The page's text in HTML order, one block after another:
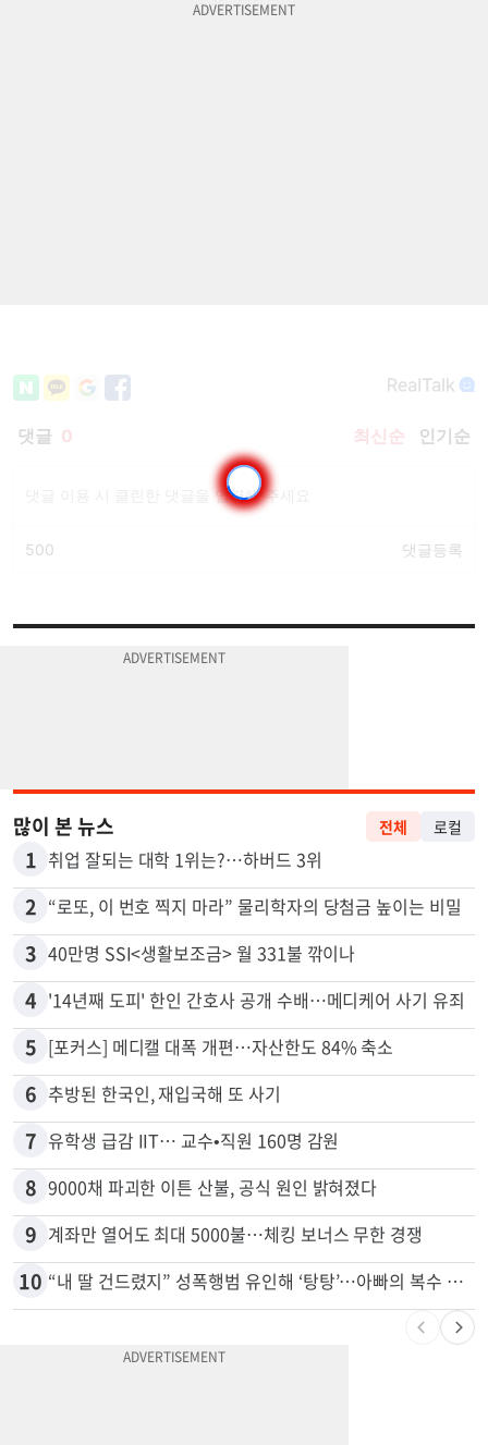
1 취업 잘되는 대학 1위는?…하버드 3위
2 “로또, 이 번호 찍지 마라” 물리학자의 당첨금 높이는 비밀
3 40만명 SSI<생활보조금> 월 331불 깎이나
4 '14년째 도피' 한인 간호사 공개 수배…메디케어 사기 유죄
5 [포커스] 메디캘 대폭 개편…자산한도 84% 축소
6 추방된 한국인, 재입국해 또 사기
7 유학생 급감 IIT… 교수•직원 160명 감원
8 9000채 파괴한 이튼 산불, 공식 원인 밝혀졌다
9 계좌만 열어도 최대 5000불…체킹 보너스 무한 경쟁
“내 딸 건드렸지” 성폭행범 유인해 ‘탕탕’…아빠의 복수 결말